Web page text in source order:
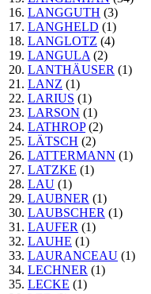
16. LANGGUTH (3)
17. LANGHELD (1)
18. LANGLOTZ (4)
19. LANGULA (2)
20. LANTHÄUSER (1)
21. LANZ (1)
22. LARIUS (1)
23. LARSON (1)
24. LATHROP(2)
25. LÄTSCH (2)
26. LATTERMANN (1)
27. LATZKE (1)
28. LAU (1)
29. LAUBNER (1)
30. LAUBSCHER (1)
31. LAUFER (1)
32. LAUHE (1)
33. LAURANCEAU (1)
34. LECHNER (1)
35. LECKE (1)